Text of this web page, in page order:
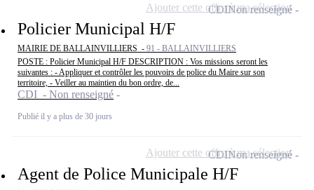
Policier Municipal H/F
MAIRIE DE BALLAINVILLIERS - 91 - BALLAINVILLIERS
POSTE : Policier Municipal H/F DESCRIPTION : Vos missions seront les
suivantes : - Appliquer et contrôler les pouvoirs de police du Maire sur son
territoire, - Veiller au maintien du bon ordre, de...
CDI - Non renseigné
Publié il y a plus de 30 jours
CDINon renseigné
Ajouter cette offre à ma sélection
Agent de Police Municipale H/F
CDINon renseigné
Ajouter cette offre à ma sélection